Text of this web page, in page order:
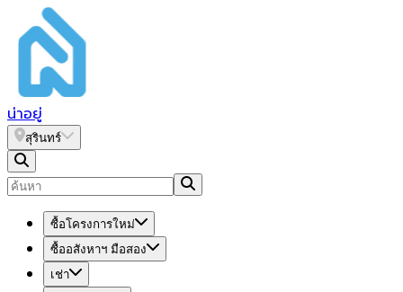
น่าอยู่
สุรินทร์
ซื้อโครงการใหม่
ซื้ออสังหาฯ มือสอง
เช่า